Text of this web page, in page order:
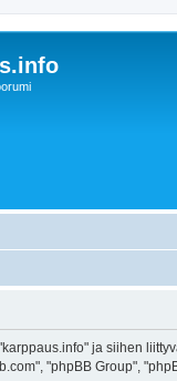
ja siihen
"phpBB Group",